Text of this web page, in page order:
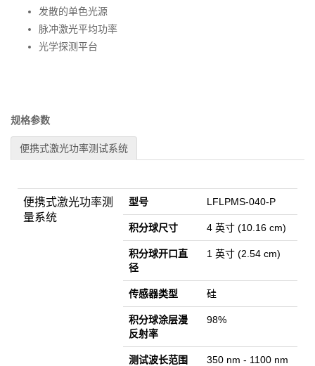
发散的单色光源
脉冲激光平均功率
光学探测平台
规格参数
便携式激光功率测试系统
便携式激光功率测
量系统
型号 LFLPMS-040-P
积分球尺寸 4 英寸 (10.16 cm)
积分球开口直
径
1 英寸 (2.54 cm)
传感器类型 硅
积分球涂层漫
反射率
98%
测试波长范围 350 nm - 1100 nm